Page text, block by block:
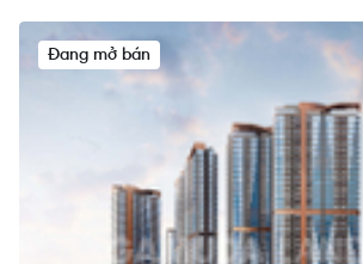
Đang mở bán